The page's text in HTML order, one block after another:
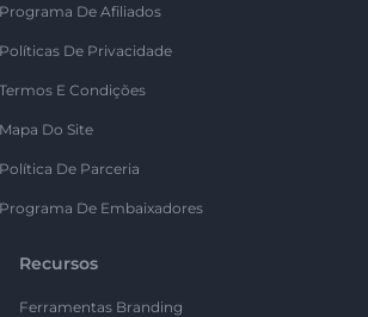
Programa De Afiliados
Políticas De Privacidade
Termos E Condições
Mapa Do Site
Política De Parceria
Programa De Embaixadores
Recursos
Ferramentas Branding